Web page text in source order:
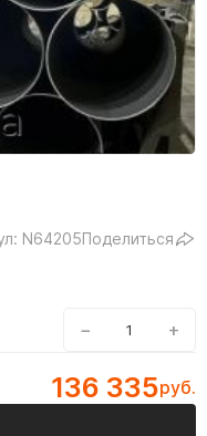
N64205Поделиться
− +
136 335руб.